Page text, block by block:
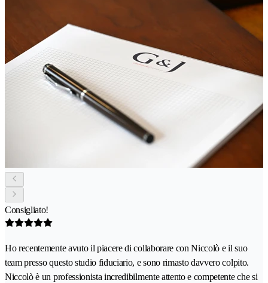
Consigliato!
Ho recentemente avuto il piacere di collaborare con Niccolò e il suo
team presso questo studio fiduciario, e sono rimasto davvero colpito.
Niccolò è un professionista incredibilmente attento e competente che si